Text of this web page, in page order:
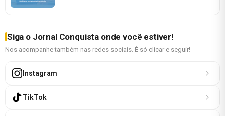
Siga o Jornal Conquista onde você estiver!
Nos acompanhe também nas redes sociais. É só clicar e seguir!
Instagram
TikTok